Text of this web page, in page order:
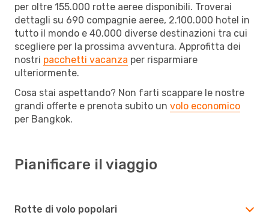
per oltre 155.000 rotte aeree disponibili. Troverai
dettagli su 690 compagnie aeree, 2.100.000 hotel in
tutto il mondo e 40.000 diverse destinazioni tra cui
scegliere per la prossima avventura. Approfitta dei
nostri pacchetti vacanza per risparmiare
ulteriormente.
Cosa stai aspettando? Non farti scappare le nostre
grandi offerte e prenota subito un volo economico
per Bangkok.
Pianificare il viaggio
Rotte di volo popolari